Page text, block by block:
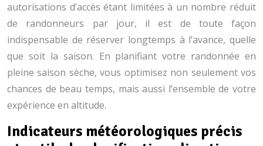
autorisations d’accès étant limitées à un nombre réduit
de randonneurs par jour, il est de toute façon
indispensable de réserver longtemps à l’avance, quelle
que soit la saison. En planifiant votre randonnée en
pleine saison sèche, vous optimisez non seulement vos
chances de beau temps, mais aussi l’ensemble de votre
expérience en altitude.
Indicateurs météorologiques précis